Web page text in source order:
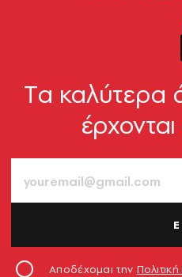
ευνουχισμό» από
Tα καλύτερα
Αποδέχομαι την